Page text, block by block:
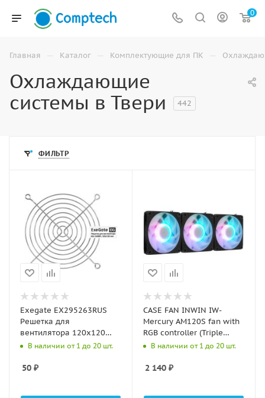
0
Главная — Каталог — Комплектующие для ПК —
Охлаждающие
системы в Твери
442
ФИЛЬТР
Exegate EX295263RUS
Решетка для
вентилятора 120x120
ExeGate EG-120MR
металлическая, круглая,
В наличии от 1 до 20 шт.
50 ₽
CASE FAN INWIN IW-
Mercury AM120S fan with
RGB controller (Triple
pack) [ 6178903]
В наличии от 1 до 20 шт.
2 140 ₽